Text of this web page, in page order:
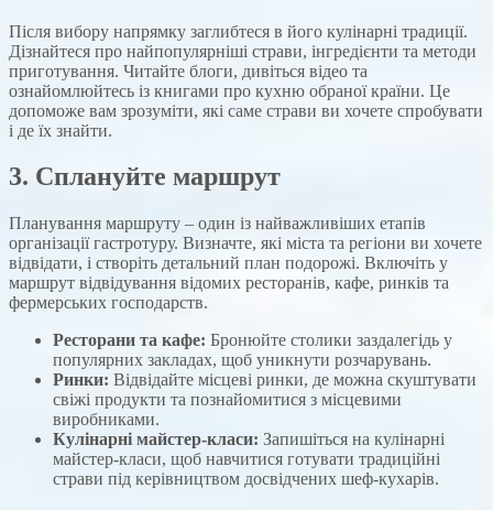
Після вибору напрямку заглибтеся в його кулінарні традиції.
Дізнайтеся про найпопулярніші страви, інгредієнти та методи
приготування. Читайте блоги, дивіться відео та
ознайомлюйтесь із книгами про кухню обраної країни. Це
допоможе вам зрозуміти, які саме страви ви хочете спробувати
і де їх знайти.
3. Сплануйте маршрут
Планування маршруту – один із найважливіших етапів
організації гастротуру. Визначте, які міста та регіони ви хочете
відвідати, і створіть детальний план подорожі. Включіть у
маршрут відвідування відомих ресторанів, кафе, ринків та
фермерських господарств.
Ресторани та кафе: Бронюйте столики заздалегідь у
популярних закладах, щоб уникнути розчарувань.
Ринки: Відвідайте місцеві ринки, де можна скуштувати
свіжі продукти та познайомитися з місцевими
виробниками.
Кулінарні майстер-класи: Запишіться на кулінарні
майстер-класи, щоб навчитися готувати традиційні
страви під керівництвом досвідчених шеф-кухарів.